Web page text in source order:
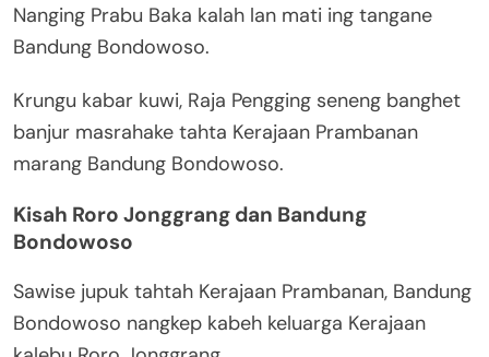
Nanging Prabu Baka kalah lan mati ing tangane
Bandung Bondowoso.
Krungu kabar kuwi, Raja Pengging seneng banghet
banjur masrahake tahta Kerajaan Prambanan
marang Bandung Bondowoso.
Kisah Roro Jonggrang dan Bandung
Bondowoso
Sawise jupuk tahtah Kerajaan Prambanan, Bandung
Bondowoso nangkep kabeh keluarga Kerajaan